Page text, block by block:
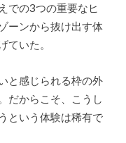
での3つの重要なヒ
ーンから抜け出す体
ていた。
と感じられる枠の外
だからこそ、こうし
という体験は稀有で